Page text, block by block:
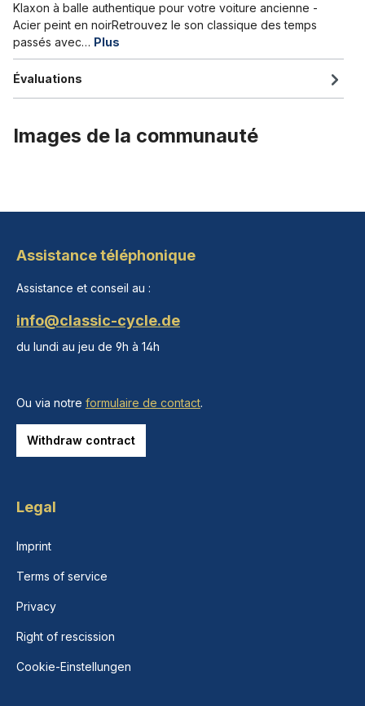
Klaxon à balle authentique pour votre voiture ancienne -
Acier peint en noirRetrouvez le son classique des temps
passés avec… Plus
Évaluations
Images de la communauté
Assistance téléphonique
Assistance et conseil au :
info@classic-cycle.de
du lundi au jeu de 9h à 14h
Ou via notre formulaire de contact.
Withdraw contract
Legal
Imprint
Terms of service
Privacy
Right of rescission
Cookie-Einstellungen